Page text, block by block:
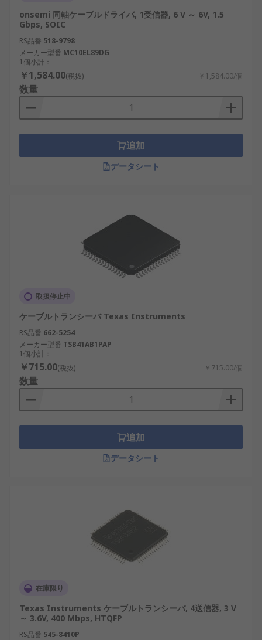
onsemi 同軸ケーブルドライバ, 1受信器, 6 V ～ 6V, 1.5
Gbps, SOIC
RS品番 518-9798
メーカー型番 MC10EL89DG
1個小計：
￥1,584.00(税抜) ￥1,584.00/個
数量
追加
データシート
取扱停止中
ケーブルトランシーバ Texas Instruments
RS品番 662-5254
メーカー型番 TSB41AB1PAP
1個小計：
￥715.00(税抜) ￥715.00/個
数量
追加
データシート
在庫限り
Texas Instruments ケーブルトランシーバ, 4送信器, 3 V
～ 3.6V, 400 Mbps, HTQFP
RS品番 545-8410P